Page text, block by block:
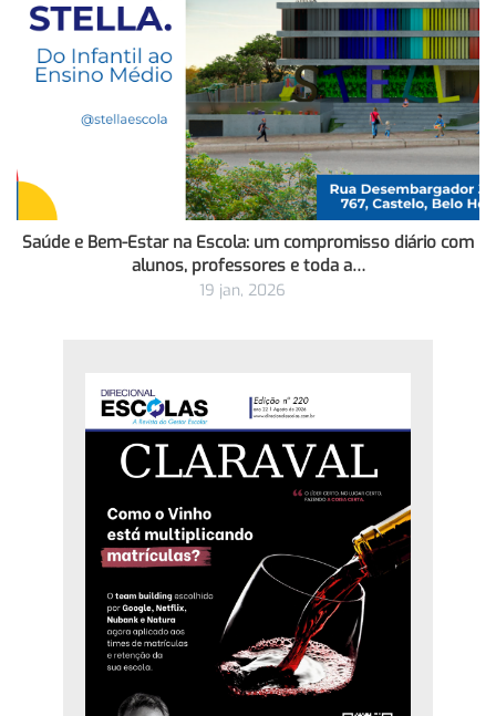
Saúde e Bem-Estar na Escola: um compromisso diário com
alunos, professores e toda a…
19 jan, 2026